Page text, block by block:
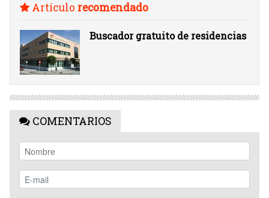
Artículo recomendado
Buscador gratuito de residencias
COMENTARIOS